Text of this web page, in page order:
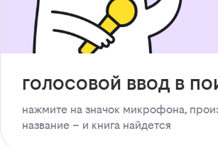
голосовой ввод в
нажмите на значок микрофона,
название – и книга найдется